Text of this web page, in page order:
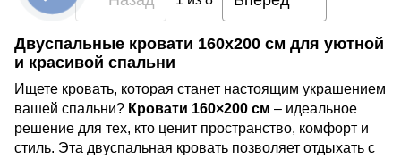
Двуспальные кровати 160x200 см для уютной
и красивой спальни
Ищете кровать, которая станет настоящим украшением
вашей спальни? Кровати 160×200 см – идеальное
решение для тех, кто ценит пространство, комфорт и
стиль. Эта двуспальная кровать позволяет отдыхать с